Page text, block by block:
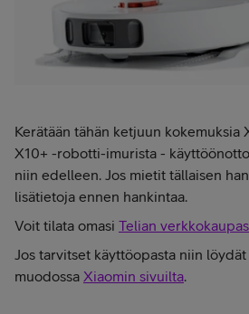
Kerätään tähän ketjuun kokemuksia
X10+ -robotti-imurista -
niin edelleen. Jos mietit tällaisen
lisätietoja ennen hankintaa.
Voit tilata omasi Telian
Jos tarvitset käyttöopasta niin
muodossa Xiaomin sivuilta